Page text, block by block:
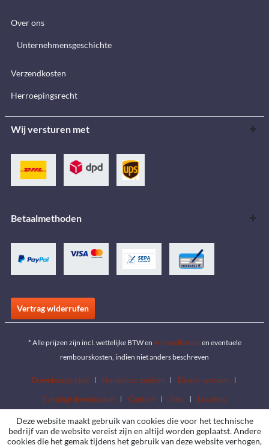
Over ons
Unternehmensgeschichte
Verzendkosten
Herroepingsrecht
Wij versturen met
Betaalmethoden
Vertrag widerrufen
* Alle prijzen zijn incl. wettelijke BTW en verzendkosten en eventuele
rembourskosten, indien niet anders beschreven
Downloadgebied Handelaar zoeken
Dealer worden
Catalogi downloaden
Contact Jobs Locaties
Deze website maakt gebruik van cookies die voor het technische
bedrijf van de website vereist zijn en altijd worden geplaatst. Andere
cookies die het gemak tijdens het gebruik van deze website verhogen,